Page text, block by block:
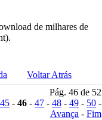
de milhares de
Voltar Atrás
Pág. 46 de 52
45 - 46 - 47 - 48 - 49 - 50 -
Avança - Fim